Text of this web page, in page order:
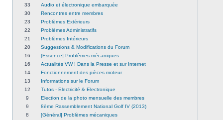
33
Audio et électronique embarquée
30
Rencontres entre membres
23
Problèmes Extérieurs
22
Problèmes Administratifs
21
Problèmes Intérieurs
20
Suggestions & Modifications du Forum
16
[Essence] Problèmes mécaniques
16
Actualités VW ! Dans la Presse et sur Internet
14
Fonctionnement des pièces moteur
13
Informations sur le Forum
12
Tutos - Electricité & Electronique
9
Election de la photo mensuelle des membres
9
8ème Rassemblement National Golf IV (2013)
8
[Général] Problèmes mécaniques